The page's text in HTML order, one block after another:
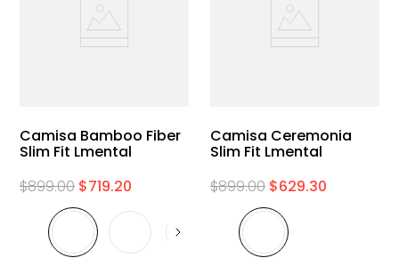
Camisa Bamboo Fiber
Slim Fit Lmental
$899.00 $719.20
Camisa Ceremonia
Slim Fit Lmental
$899.00 $629.30